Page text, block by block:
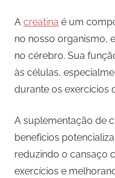
A creatina é um
no nosso organismo,
no cérebro. Sua
às células,
durante os exercícios
A suplementação de
benefícios
reduzindo o cansaço
exercícios e